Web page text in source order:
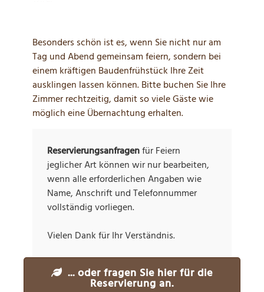
Besonders schön ist es, wenn Sie nicht nur am
Tag und Abend gemeinsam feiern, sondern bei
einem kräftigen Baudenfrühstück Ihre Zeit
ausklingen lassen können. Bitte buchen Sie Ihre
Zimmer rechtzeitig, damit so viele Gäste wie
möglich eine Übernachtung erhalten.
Reservierungsanfragenfür Feiern
jeglicher Art können wir nur bearbeiten,
wenn alle erforderlichen Angaben wie
Name, Anschrift und Telefonnummer
vollständig vorliegen.
Vielen Dank für Ihr Verständnis.
... oder fragen Sie hier für die
Reservierung an.